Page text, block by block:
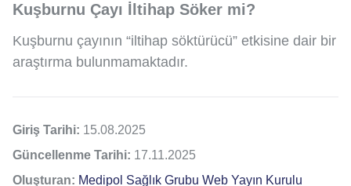
Kuşburnu Çayı İltihap Söker mi?
Kuşburnu çayının “iltihap söktürücü” etkisine dair bir
araştırma bulunmamaktadır.
Giriş Tarihi: 15.08.2025
Güncellenme Tarihi: 17.11.2025
Oluşturan: Medipol Sağlık Grubu Web Yayın Kurulu